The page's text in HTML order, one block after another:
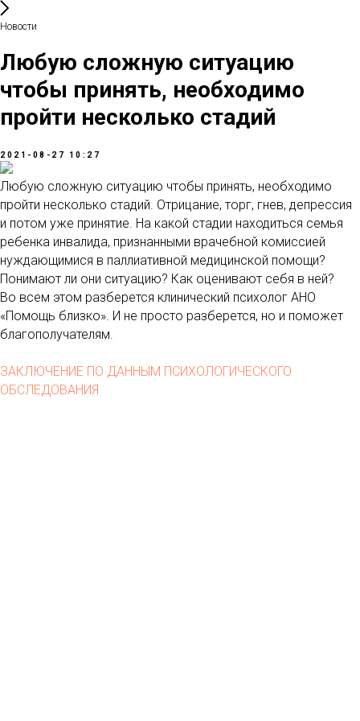
Новости
Любую сложную ситуацию
чтобы принять, необходимо
пройти несколько стадий
2021-08-27 10:27
Любую сложную ситуацию чтобы принять, необходимо
пройти несколько стадий. Отрицание, торг, гнев, депрессия
и потом уже принятие. На какой стадии находиться семья
ребенка инвалида, признанными врачебной комиссией
нуждающимися в паллиативной медицинской помощи?
Понимают ли они ситуацию? Как оценивают себя в ней?
Во всем этом разберется клинический психолог АНО
«Помощь близко». И не просто разберется, но и поможет
благополучателям.
ЗАКЛЮЧЕНИЕ ПО ДАННЫМ ПСИХОЛОГИЧЕСКОГО
ОБСЛЕДОВАНИЯ